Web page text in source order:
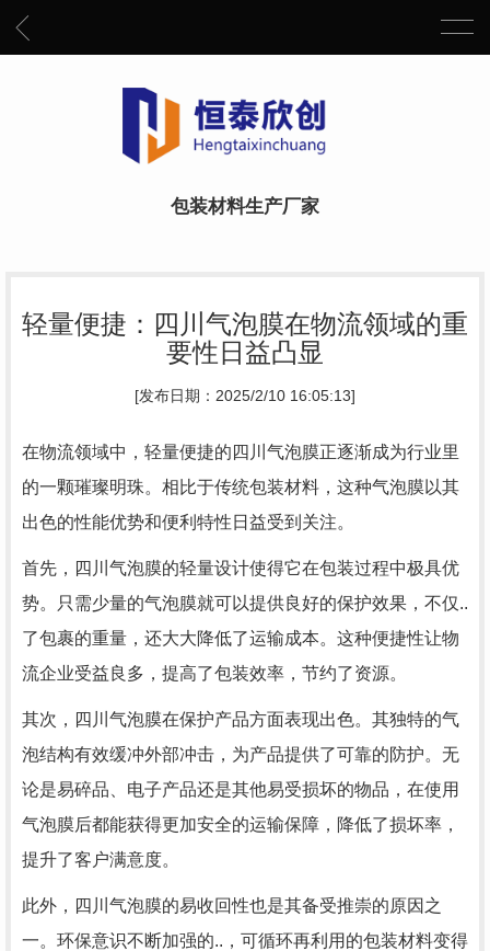
包装材料生产厂家
轻量便捷：四川气泡膜在物流领域的重
要性日益凸显
[发布日期：2025/2/10 16:05:13]
在物流领域中，轻量便捷的四川气泡膜正逐渐成为行业里
的一颗璀璨明珠。相比于传统包装材料，这种气泡膜以其
出色的性能优势和便利特性日益受到关注。
首先，四川气泡膜的轻量设计使得它在包装过程中极具优
势。只需少量的气泡膜就可以提供良好的保护效果，不仅..
了包裹的重量，还大大降低了运输成本。这种便捷性让物
流企业受益良多，提高了包装效率，节约了资源。
其次，四川气泡膜在保护产品方面表现出色。其独特的气
泡结构有效缓冲外部冲击，为产品提供了可靠的防护。无
论是易碎品、电子产品还是其他易受损坏的物品，在使用
气泡膜后都能获得更加安全的运输保障，降低了损坏率，
提升了客户满意度。
此外，四川气泡膜的易收回性也是其备受推崇的原因之
一。环保意识不断加强的..，可循环再利用的包装材料变得